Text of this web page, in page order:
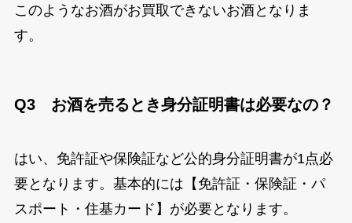
このようなお酒がお買取できないお酒となりま
す。
Q3 お酒を売るとき身分証明書は必要なの？
はい、免許証や保険証など公的身分証明書が1点必
要となります。基本的には【免許証・保険証・パ
スポート・住基カード】が必要となります。